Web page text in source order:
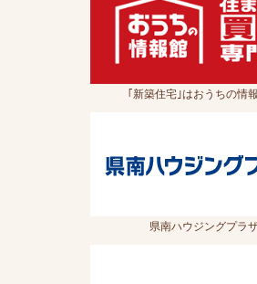
｢新築住宅｣はおうちの情
県南ハウジングプラ